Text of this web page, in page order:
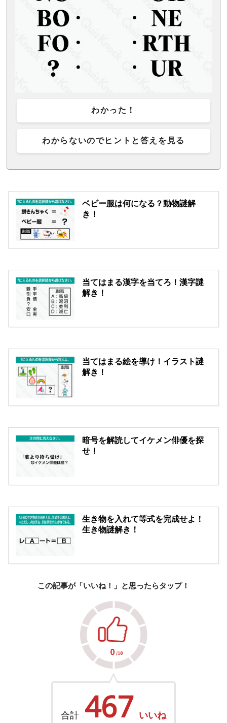
わかった！
わからないのでヒントと答えを見る
ベビー服は何になる？動物謎解
き！
当てはまる漢字を当てろ！漢字謎
解き！
当てはまる絵を導け！イラスト謎
解き！
暗号を解読してイケメン俳優を探
せ！
生き物を入れて等式を完成せよ！
生き物謎解き！
この記事が「いいね！」と思ったらタップ！
合計 467 いいね